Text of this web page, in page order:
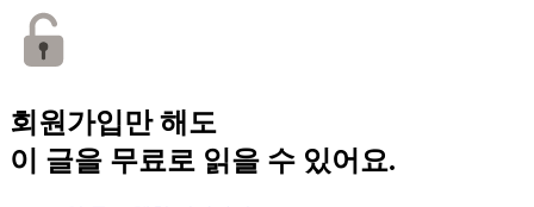
회원가입만 해도
이 글을 무료로 읽을 수 있어요.